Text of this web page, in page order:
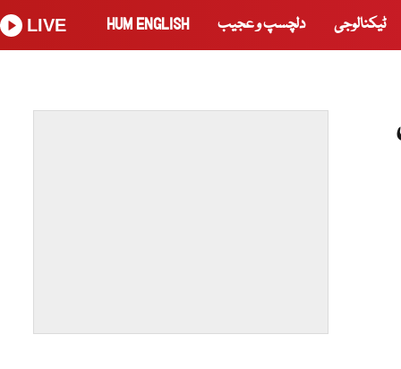
ٹیکنالوجی دلچسپ و عجیب HUM ENGLISH
LIVE